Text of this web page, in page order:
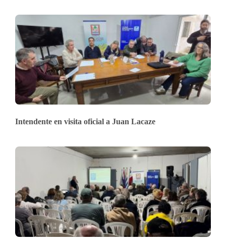
Intendente en visita oficial a Juan Lacaze